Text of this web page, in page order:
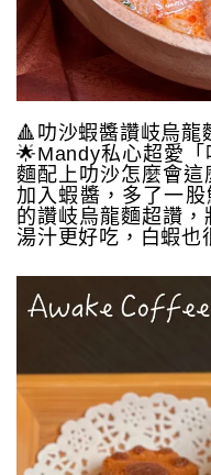
🔺叻沙蝦醬讚岐烏龍
🌟Mandy私心超愛
麵配上叻沙怎麼會
加入蝦醬，多了一
的讚岐烏龍麵超讚
湯汁更好吃，白蝦也